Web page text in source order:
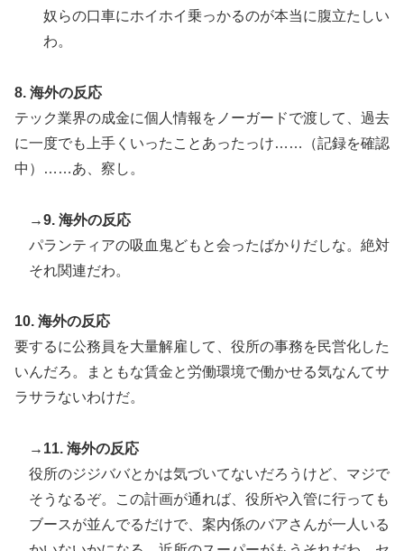
奴らの口車にホイホイ乗っかるのが本当に腹立たしい
わ。
8. 海外の反応
テック業界の成金に個人情報をノーガードで渡して、過去
に一度でも上手くいったことあったっけ……（記録を確認
中）……あ、察し。
→9. 海外の反応
パランティアの吸血鬼どもと会ったばかりだしな。絶対
それ関連だわ。
10. 海外の反応
要するに公務員を大量解雇して、役所の事務を民営化した
いんだろ。まともな賃金と労働環境で働かせる気なんてサ
ラサラないわけだ。
→11. 海外の反応
役所のジジババとかは気づいてないだろうけど、マジで
そうなるぞ。この計画が通れば、役所や入管に行っても
ブースが並んでるだけで、案内係のバアさんが一人いる